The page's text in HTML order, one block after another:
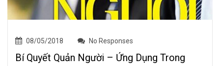
08/05/2018 No Responses
Bí Quyết Quản Người – Ứng Dụng Trong